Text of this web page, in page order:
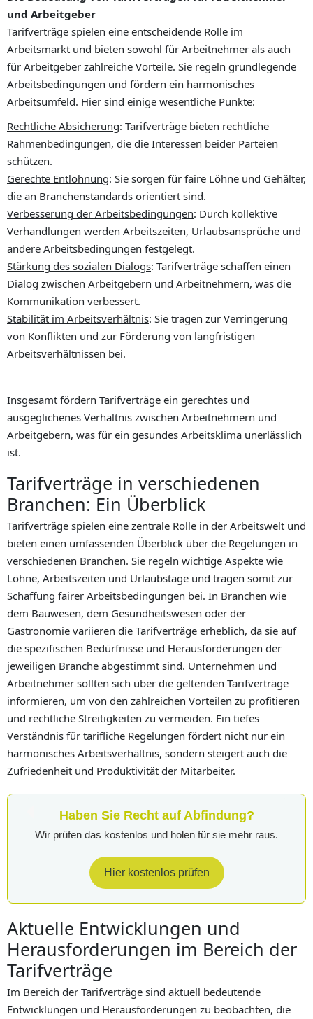
und Arbeitgeber
Tarifverträge spielen eine entscheidende Rolle im
Arbeitsmarkt und bieten sowohl für Arbeitnehmer als auch
für Arbeitgeber zahlreiche Vorteile. Sie regeln grundlegende
Arbeitsbedingungen und fördern ein harmonisches
Arbeitsumfeld. Hier sind einige wesentliche Punkte:
Rechtliche Absicherung: Tarifverträge bieten rechtliche
Rahmenbedingungen, die die Interessen beider Parteien
schützen.
Gerechte Entlohnung: Sie sorgen für faire Löhne und Gehälter,
die an Branchenstandards orientiert sind.
Verbesserung der Arbeitsbedingungen: Durch kollektive
Verhandlungen werden Arbeitszeiten, Urlaubsansprüche und
andere Arbeitsbedingungen festgelegt.
Stärkung des sozialen Dialogs: Tarifverträge schaffen einen
Dialog zwischen Arbeitgebern und Arbeitnehmern, was die
Kommunikation verbessert.
Stabilität im Arbeitsverhältnis: Sie tragen zur Verringerung
von Konflikten und zur Förderung von langfristigen
Arbeitsverhältnissen bei.
Insgesamt fördern Tarifverträge ein gerechtes und
ausgeglichenes Verhältnis zwischen Arbeitnehmern und
Arbeitgebern, was für ein gesundes Arbeitsklima unerlässlich
ist.
Tarifverträge in verschiedenen
Branchen: Ein Überblick
Tarifverträge spielen eine zentrale Rolle in der Arbeitswelt und
bieten einen umfassenden Überblick über die Regelungen in
verschiedenen Branchen. Sie regeln wichtige Aspekte wie
Löhne, Arbeitszeiten und Urlaubstage und tragen somit zur
Schaffung fairer Arbeitsbedingungen bei. In Branchen wie
dem Bauwesen, dem Gesundheitswesen oder der
Gastronomie variieren die Tarifverträge erheblich, da sie auf
die spezifischen Bedürfnisse und Herausforderungen der
jeweiligen Branche abgestimmt sind. Unternehmen und
Arbeitnehmer sollten sich über die geltenden Tarifverträge
informieren, um von den zahlreichen Vorteilen zu profitieren
und rechtliche Streitigkeiten zu vermeiden. Ein tiefes
Verständnis für tarifliche Regelungen fördert nicht nur ein
harmonisches Arbeitsverhältnis, sondern steigert auch die
Zufriedenheit und Produktivität der Mitarbeiter.
Haben Sie Recht auf Abfindung?
Wir prüfen das kostenlos und holen für sie mehr raus.
Hier kostenlos prüfen
Aktuelle Entwicklungen und
Herausforderungen im Bereich der
Tarifverträge
Im Bereich der Tarifverträge sind aktuell bedeutende
Entwicklungen und Herausforderungen zu beobachten, die